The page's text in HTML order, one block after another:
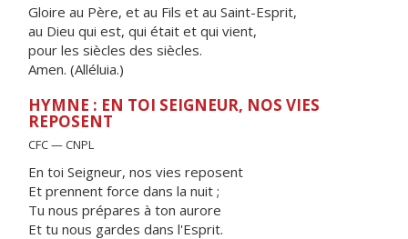
Gloire au Père, et au Fils et au Saint-Esprit,
au Dieu qui est, qui était et qui vient,
pour les siècles des siècles.
Amen. (Alléluia.)
HYMNE : EN TOI SEIGNEUR, NOS VIES
REPOSENT
CFC — CNPL
En toi Seigneur, nos vies reposent
Et prennent force dans la nuit ;
Tu nous prépares à ton aurore
Et tu nous gardes dans l'Esprit.